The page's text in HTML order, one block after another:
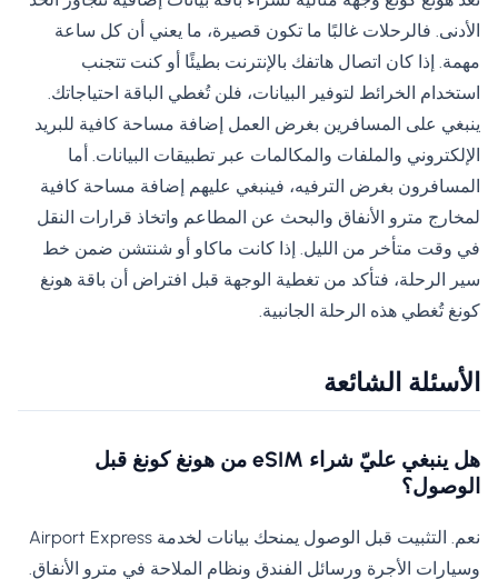
الأدنى. فالرحلات غالبًا ما تكون قصيرة، ما يعني أن كل ساعة
مهمة. إذا كان اتصال هاتفك بالإنترنت بطيئًا أو كنت تتجنب
استخدام الخرائط لتوفير البيانات، فلن تُغطي الباقة احتياجاتك.
ينبغي على المسافرين بغرض العمل إضافة مساحة كافية للبريد
الإلكتروني والملفات والمكالمات عبر تطبيقات البيانات. أما
المسافرون بغرض الترفيه، فينبغي عليهم إضافة مساحة كافية
لمخارج مترو الأنفاق والبحث عن المطاعم واتخاذ قرارات النقل
في وقت متأخر من الليل. إذا كانت ماكاو أو شنتشن ضمن خط
سير الرحلة، فتأكد من تغطية الوجهة قبل افتراض أن باقة هونغ
كونغ تُغطي هذه الرحلة الجانبية.
الأسئلة الشائعة
هل ينبغي عليّ شراء eSIM من هونغ كونغ قبل
الوصول؟
نعم. التثبيت قبل الوصول يمنحك بيانات لخدمة Airport Express
وسيارات الأجرة ورسائل الفندق ونظام الملاحة في مترو الأنفاق.